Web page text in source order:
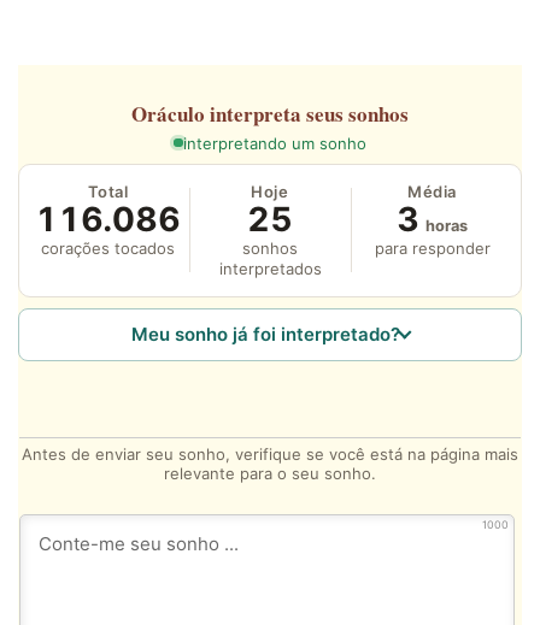
Oráculo interpreta seus sonhos
interpretando um sonho
Total
116.086
corações tocados
Hoje
25
sonhos
interpretados
Média
3 horas
para responder
Meu sonho já foi interpretado?
Antes de enviar seu sonho, verifique se você está na página mais
relevante para o seu sonho.
1000